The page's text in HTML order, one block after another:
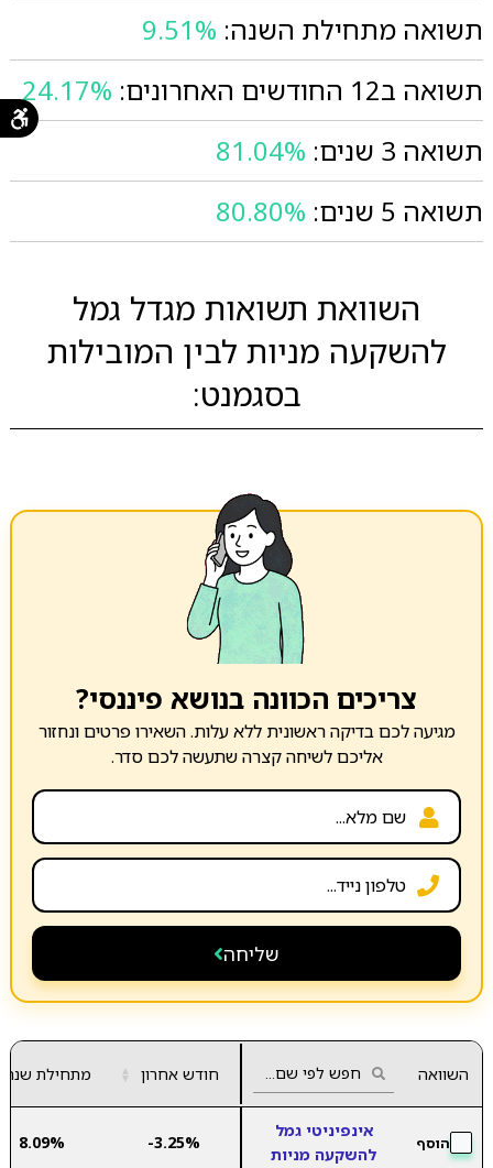
תשואה מתחילת השנה: 9.51%
תשואה ב12 החודשים האחרונים:
24.17%
תשואה 3 שנים:
81.04%
תשואה 5 שנים:
80.80%
השוואת תשואות מגדל גמל
להשקעה מניות לבין המובילות
בסגמנט:
צריכים הכוונה בנושא פיננסי?
מגיעה לכם בדיקה ראשונית ללא עלות. השאירו פרטים ונחזור
אליכם לשיחה קצרה שתעשה לכם סדר.
שליחה
השוואה חודש אחרון ▲
▼ מתחילת שנה
הוסף
אינפיניטי גמל
להשקעה מניות
-3.25%
8.09%